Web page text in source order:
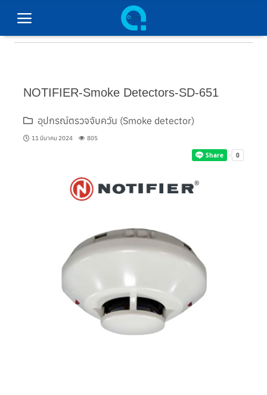
ผลิตภัณฑ์ของเรา
NOTIFIER-Smoke Detectors-SD-651
อุปกรณ์ตรวจจับควัน (Smoke detector)
11 มีนาคม 2024 805